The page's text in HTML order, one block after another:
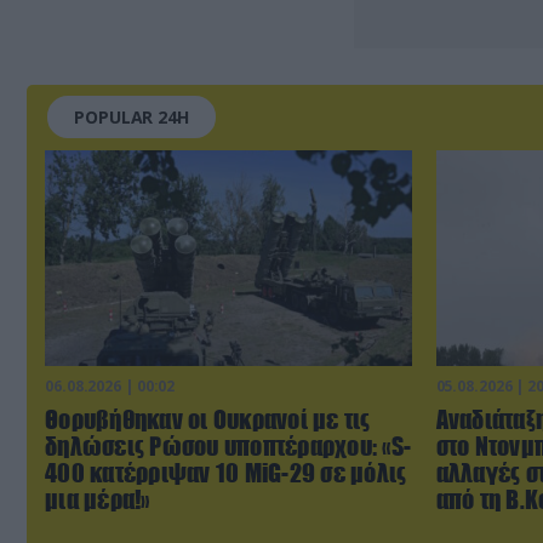
POPULAR 24H
06.08.2026 | 00:02
Θορυβήθηκαν οι Ουκρανοί με τις
δηλώσεις Ρώσου υποπτέραρχου: «S-
400 κατέρριψαν 10 MiG-29 σε μόλις
μια μέρα!»
05.08.2026 |
στο
αλλαγές
από τη